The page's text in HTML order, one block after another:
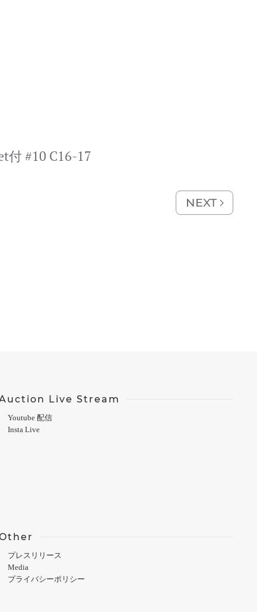
付 #10 C16-17
NEXT
Live Stream
Youtube 配信
Insta Live
プレスリリース
Media
プライバシーポリシー